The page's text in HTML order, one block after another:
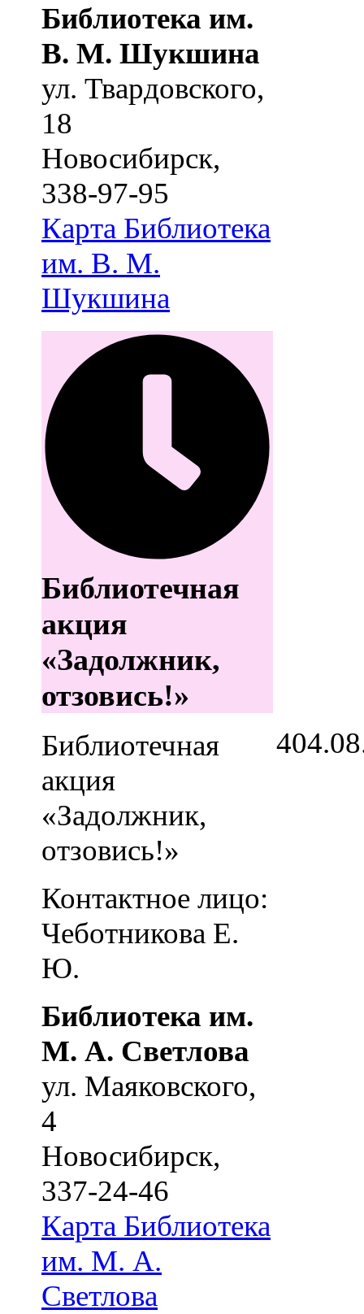
Библиотека им.
В. М. Шукшина
ул. Твардовского,
18
Новосибирск,
338-97-95
Карта Библиотека
им. В. М.
Шукшина
Библиотечная
акция
«Задолжник,
отзовись!»
Библиотечная
акция
«Задолжник,
отзовись!»
Контактное лицо:
Чеботникова Е.
Ю.
Библиотека им.
М. А. Светлова
ул. Маяковского,
4
Новосибирск,
337-24-46
Карта Библиотека
им. М. А.
Светлова
4